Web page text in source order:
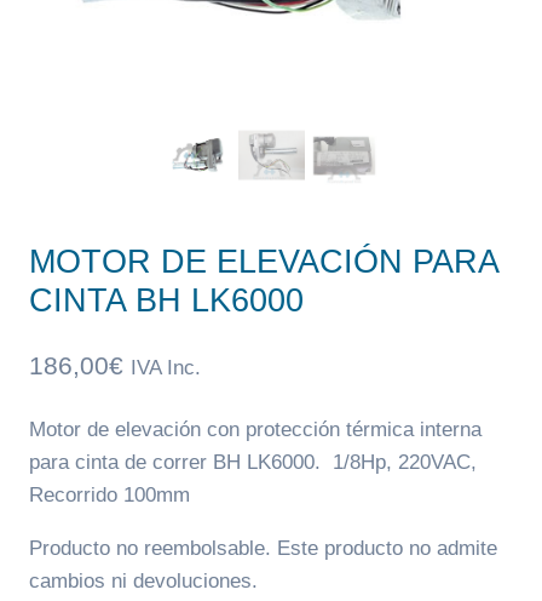
MOTOR DE ELEVACIÓN PARA
CINTA BH LK6000
186,00€ IVA Inc.
Motor de elevación con protección térmica interna
para cinta de correr BH LK6000. 1/8Hp, 220VAC,
Recorrido 100mm
Producto no reembolsable. Este producto no admite
cambios ni devoluciones.